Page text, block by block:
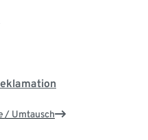
/ Umtausch